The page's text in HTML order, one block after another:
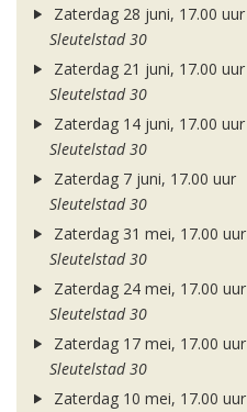
Zaterdag 28 juni, 17.00 uur
Sleutelstad 30
Zaterdag 21 juni, 17.00 uur
Sleutelstad 30
Zaterdag 14 juni, 17.00 uur
Sleutelstad 30
Zaterdag 7 juni, 17.00 uur
Sleutelstad 30
Zaterdag 31 mei, 17.00 uur
Sleutelstad 30
Zaterdag 24 mei, 17.00 uur
Sleutelstad 30
Zaterdag 17 mei, 17.00 uur
Sleutelstad 30
Zaterdag 10 mei, 17.00 uur